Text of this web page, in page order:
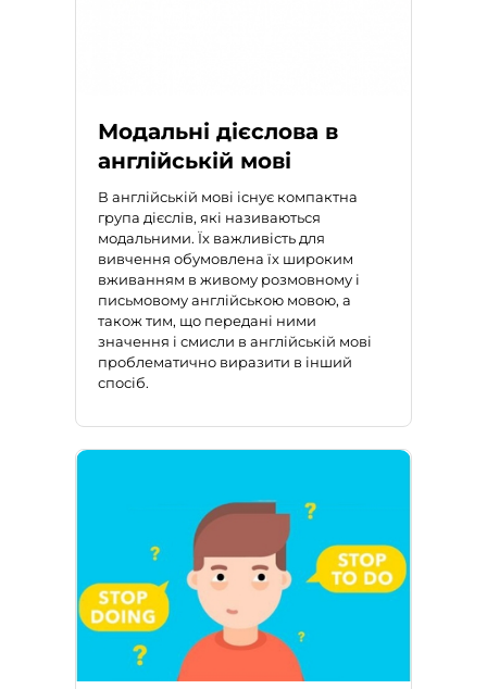
Модальні дієслова в
англійській мові
В англійській мові існує компактна
група дієслів, які називаються
модальними. Їх важливість для
вивчення обумовлена їх широким
вживанням в живому розмовному і
письмовому англійською мовою, а
також тим, що передані ними
значення і смисли в англійській мові
проблематично виразити в інший
спосіб.